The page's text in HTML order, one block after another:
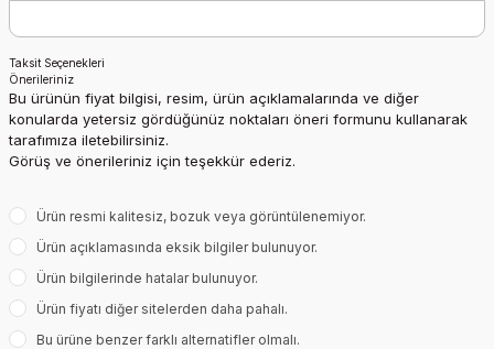
Taksit Seçenekleri
Önerileriniz
Bu ürünün fiyat bilgisi, resim, ürün açıklamalarında ve diğer
konularda yetersiz gördüğünüz noktaları öneri formunu kullanarak
tarafımıza iletebilirsiniz.
Görüş ve önerileriniz için teşekkür ederiz.
Ürün resmi kalitesiz, bozuk veya görüntülenemiyor.
Ürün açıklamasında eksik bilgiler bulunuyor.
Ürün bilgilerinde hatalar bulunuyor.
Ürün fiyatı diğer sitelerden daha pahalı.
Bu ürüne benzer farklı alternatifler olmalı.